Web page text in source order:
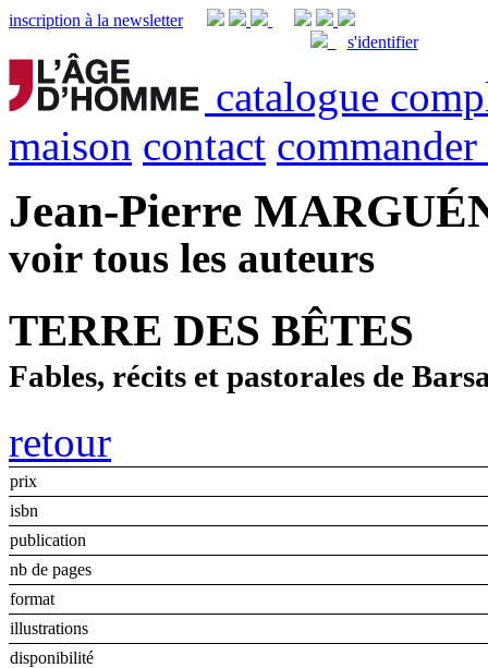
inscription à la newsletter
s'identifier
catalogue
maison contact commander
Jean-Pierre
voir tous les auteurs
TERRE DES BÊTES
Fables, récits et pastorales de
retour
prix
isbn
publication
nb de pages
format
illustrations
disponibilité